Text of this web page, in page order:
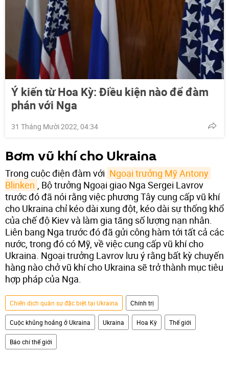
Ý kiến từ Hoa Kỳ: Điều kiện nào để đàm
phán với Nga
31 Tháng Mười 2022, 04:34
Bơm vũ khí cho Ukraina
Trong cuộc điện đàm với Ngoại trưởng Mỹ Antony
Blinken
, Bộ trưởng Ngoại giao Nga Sergei Lavrov
trước đó đã nói rằng việc phương Tây cung cấp vũ khí
cho Ukraina chỉ kéo dài xung đột, kéo dài sự thống khổ
của chế độ Kiev và làm gia tăng số lượng nạn nhân.
Liên bang Nga trước đó đã gửi công hàm tới tất cả các
nước, trong đó có Mỹ, về việc cung cấp vũ khí cho
Ukraina. Ngoại trưởng Lavrov lưu ý rằng bất kỳ chuyến
hàng nào chở vũ khí cho Ukraina sẽ trở thành mục tiêu
hợp pháp của Nga.
Chiến dịch quân sự đặc biệt tại Ukraina Chính trị
Cuộc khủng hoảng ở Ukraina Ukraina Hoa Kỳ Thế giới
Báo chí thế giới